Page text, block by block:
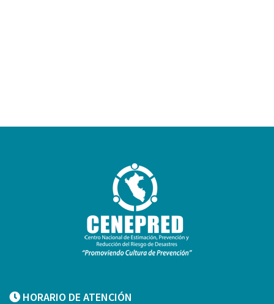
HORARIO DE ATENCIÓN